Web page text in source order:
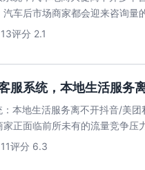
车后市场商家都会迎来咨询量
…...评分 2.1
服系统，本地生活服务
本地生活服务离不开抖音/美团
正面临前所未有的流量竞争压
费...评分 6.3